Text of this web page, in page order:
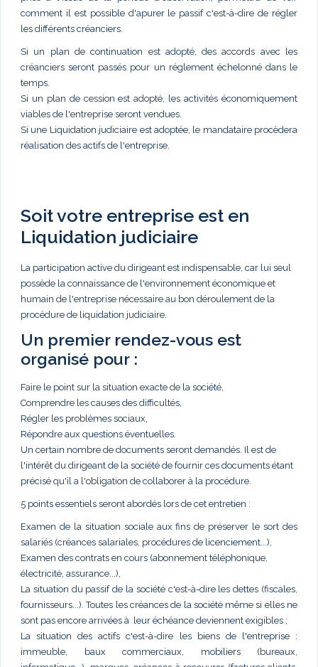
comment il est possible d'apurer le passif c'est-à-dire de régler
les différents créanciers.
Si un plan de continuation est adopté, des accords avec les
créanciers seront passés pour un réglement échelonné dans le
temps.
Si un plan de cession est adopté, les activités économiquement
viables de l'entreprise seront vendues.
Si une Liquidation judiciaire est adoptée, le mandataire procèdera
réalisation des actifs de l'entreprise.
Soit votre entreprise est en
Liquidation judiciaire
La participation active du dirigeant est indispensable, car lui seul
possède la connaissance de l'environnement économique et
humain de l'entreprise nécessaire au bon déroulement de la
procédure de liquidation judiciaire.
Un premier rendez-vous est
organisé pour :
Faire le point sur la situation exacte de la société,
Comprendre les causes des difficultés,
Régler les problèmes sociaux,
Répondre aux questions éventuelles.
Un certain nombre de documents seront demandés. Il est de
l'intérêt du dirigeant de la société de fournir ces documents étant
précisé qu'il a l'obligation de collaborer à la procédure.
5 points essentiels seront abordés lors de cet entretien :
Examen de la situation sociale aux fins de préserver le sort des
salariés (créances salariales, procédures de licenciement...),
Examen des contrats en cours (abonnement téléphonique,
électricité, assurance...),
La situation du passif de la société c'est-à-dire les dettes (fiscales,
fournisseurs...). Toutes les créances de la société même si elles ne
sont pas encore arrivées à leur échéance deviennent exigibles ;
La situation des actifs c'est-à-dire les biens de l'entreprise :
immeuble, baux commerciaux, mobiliers (bureaux,